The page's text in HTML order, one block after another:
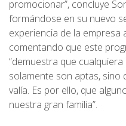
promocionar”, concluye
formándose en su nuevo
experiencia de la empresa
comentando que este
“demuestra que
solamente son aptas, sino
valía. Es por ello, que
nuestra gran familia”.